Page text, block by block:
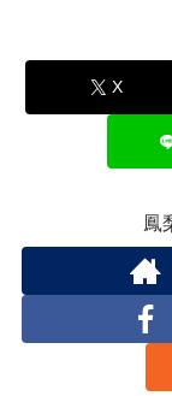
X
鳳